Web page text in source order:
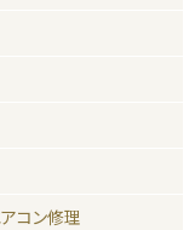
コン修理